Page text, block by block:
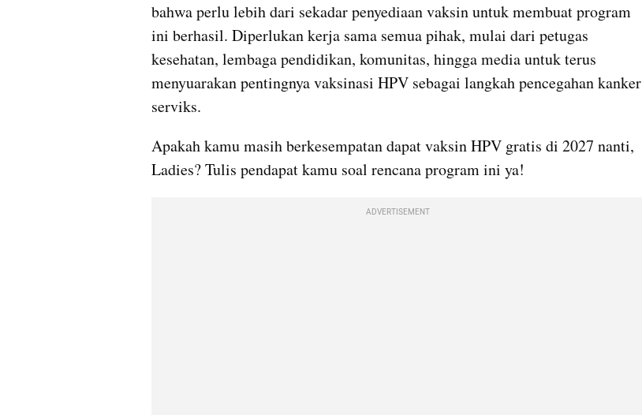
bahwa perlu lebih dari sekadar penyediaan vaksin untuk membuat program
ini berhasil. Diperlukan kerja sama semua pihak, mulai dari petugas
kesehatan, lembaga pendidikan, komunitas, hingga media untuk terus
menyuarakan pentingnya vaksinasi HPV sebagai langkah pencegahan kanker
serviks.
Apakah kamu masih berkesempatan dapat vaksin HPV gratis di 2027 nanti,
Ladies? Tulis pendapat kamu soal rencana program ini ya!
ADVERTISEMENT